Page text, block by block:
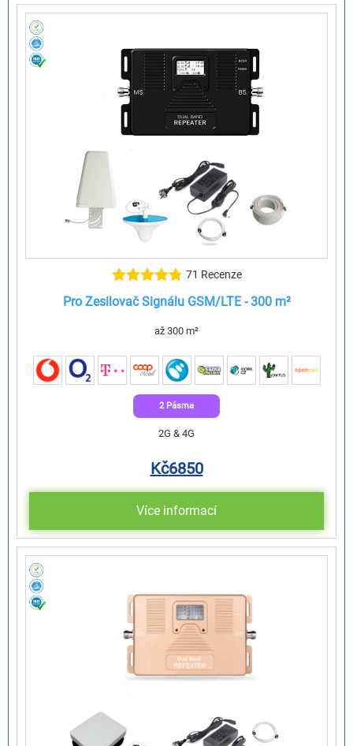
71 Recenze
Pro Zesilovač Signálu GSM/LTE - 300 m²
až 300 m²
2 Pásma
2G & 4G
Kč6850
Více informací